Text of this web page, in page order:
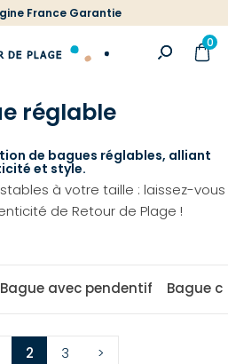
France Garantie
0
réglable
de bagues réglables, alliant
et style.
à votre taille : laissez-vous
de Retour de Plage !
Bague avec pendentif Bague
2 3 >